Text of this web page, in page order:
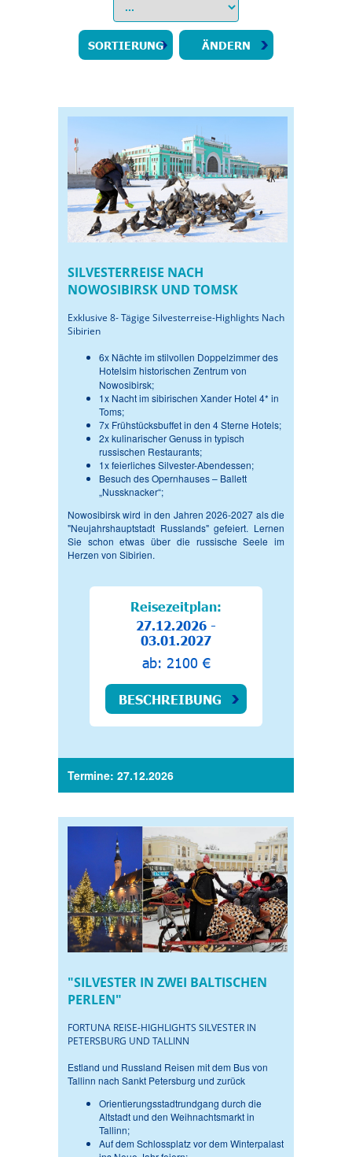
SILVESTERREISE NACH
NOWOSIBIRSK UND TOMSK
Exklusive 8- Tägige Silvesterreise-Highlights Nach
Sibirien
6x Nächte im stilvollen Doppelzimmer des
Hotelsim historischen Zentrum von
Nowosibirsk;
1x Nacht im sibirischen Xander Hotel 4* in
Toms;
7x Frühstücksbuffet in den 4 Sterne Hotels;
2x kulinarischer Genuss in typisch
russischen Restaurants;
1x feierliches Silvester-Abendessen;
Besuch des Opernhauses – Ballett
„Nussknacker“;
Nowosibirsk wird in den Jahren 2026-2027 als die
"Neujahrshauptstadt Russlands" gefeiert. Lernen
Sie schon etwas über die russische Seele im
Herzen von Sibirien.
Reisezeitplan:
27.12.2026 -
03.01.2027
ab: 2100 €
BESCHREIBUNG
Termine: 27.12.2026
"SILVESTER IN ZWEI BALTISCHEN
PERLEN"
FORTUNA REISE-HIGHLIGHTS SILVESTER IN
PETERSBURG UND TALLINN
Estland und Russland Reisen mit dem Bus von
Tallinn nach Sankt Petersburg und zurück
Orientierungsstadtrundgang durch die
Altstadt und den Weihnachtsmarkt in
Tallinn;
Auf dem Schlossplatz vor dem Winterpalast